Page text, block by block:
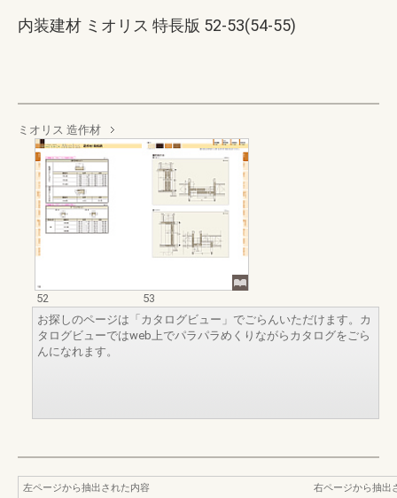
内装建材 ミオリス 特長版 52-53(54-55)
ミオリス 造作材
52
53
お探しのページは「カタログビュー」でごらんいただけます。カ
タログビューではweb上でパラパラめくりながらカタログをごら
んになれます。
左ページから抽出された内容
右ページから抽出